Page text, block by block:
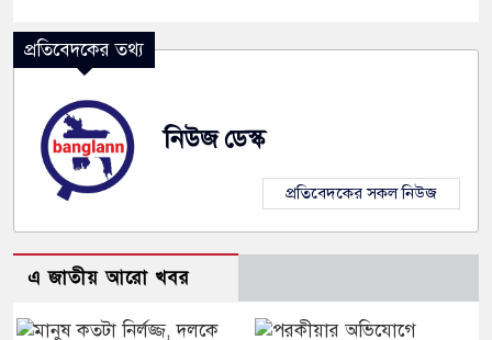
প্রতিবেদকের তথ্য
নিউজ ডেস্ক
প্রতিবেদকের সকল নিউজ
এ জাতীয় আরো খবর